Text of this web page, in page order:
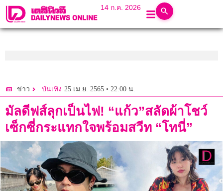
14 ก.ค. 2026
ข่าว บันเทิง 25 เม.ย. 2565 • 22:00 น.
มัลดีฟส์ลุกเป็นไฟ! “แก้ว”สลัดผ้าโชว์
เซ็กซี่กระแทกใจพร้อมสวีท “โทนี่”